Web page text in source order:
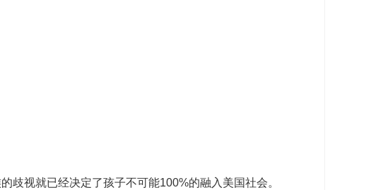
歧视就已经决定了孩子不可能100%的融入美国社会。